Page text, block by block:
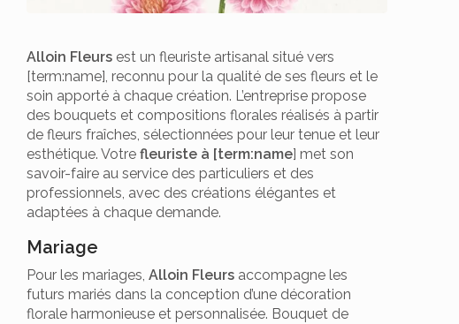
Alloin Fleurs est un fleuriste artisanal situé vers
[term:name], reconnu pour la qualité de ses fleurs et le
soin apporté à chaque création. L’entreprise propose
des bouquets et compositions florales réalisés à partir
de fleurs fraîches, sélectionnées pour leur tenue et leur
esthétique. Votre fleuriste à [term:name] met son
savoir-faire au service des particuliers et des
professionnels, avec des créations élégantes et
adaptées à chaque demande.
Mariage
Pour les mariages, Alloin Fleurs accompagne les
futurs mariés dans la conception d’une décoration
florale harmonieuse et personnalisée. Bouquet de